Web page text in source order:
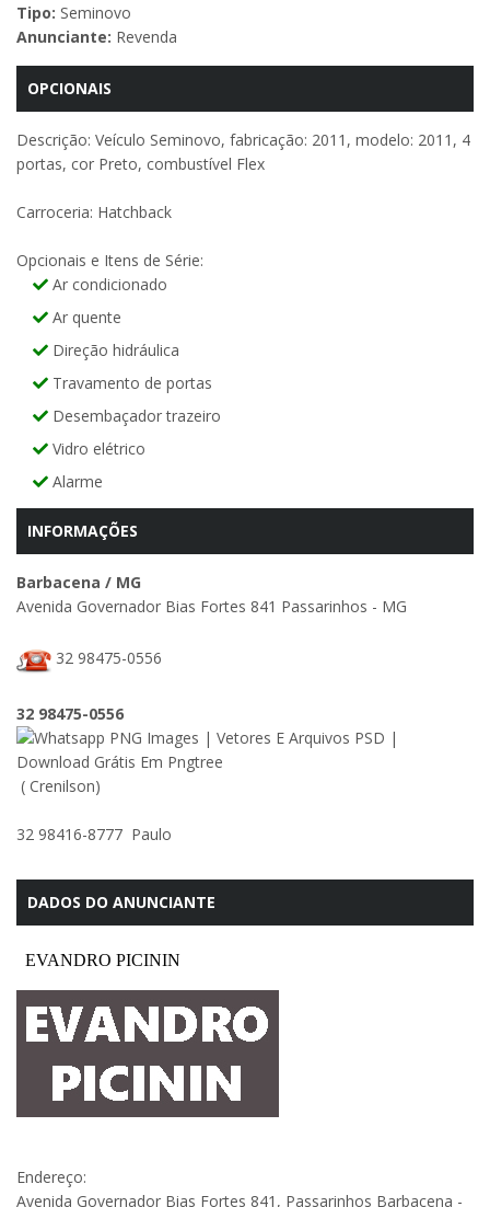
Tipo: Seminovo
Anunciante: Revenda
OPCIONAIS
Descrição: Veículo Seminovo, fabricação: 2011, modelo: 2011, 4
portas, cor Preto, combustível Flex
Carroceria: Hatchback
Opcionais e Itens de Série:
Ar condicionado
Ar quente
Direção hidráulica
Travamento de portas
Desembaçador trazeiro
Vidro elétrico
Alarme
INFORMAÇÕES
Barbacena / MG
Avenida Governador Bias Fortes 841 Passarinhos - MG
32 98475-0556
32 98475-0556
( Crenilson)
32 98416-8777 Paulo
DADOS DO ANUNCIANTE
Endereço:
Avenida Governador Bias Fortes 841, Passarinhos Barbacena -